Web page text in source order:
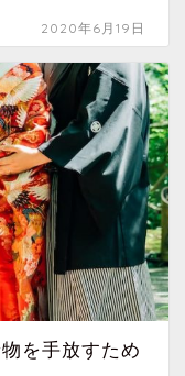
2020年6月19日
を手放すため